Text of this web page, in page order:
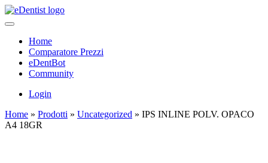
Home
Comparatore Prezzi
eDentBot
Community
Login
Home » Prodotti » Uncategorized » IPS INLINE POLV. OPACO
A4 18GR